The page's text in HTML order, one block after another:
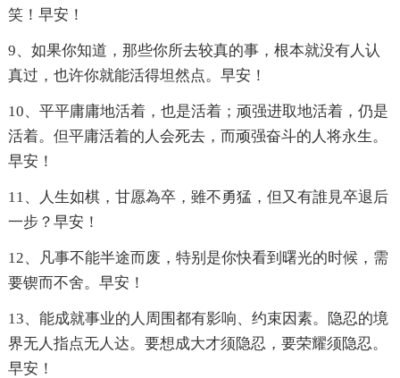
笑！早安！
9、如果你知道，那些你所去较真的事，根本就没有人认
真过，也许你就能活得坦然点。早安！
10、平平庸庸地活着，也是活着；顽强进取地活着，仍是
活着。但平庸活着的人会死去，而顽强奋斗的人将永生。
早安！
11、人生如棋，甘愿為卒，雖不勇猛，但又有誰見卒退后
一步？早安！
12、凡事不能半途而废，特别是你快看到曙光的时候，需
要锲而不舍。早安！
13、能成就事业的人周围都有影响、约束因素。隐忍的境
界无人指点无人达。要想成大才须隐忍，要荣耀须隐忍。
早安！